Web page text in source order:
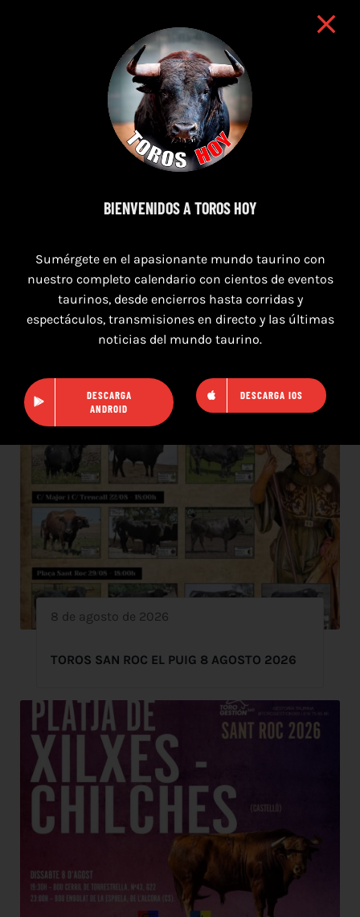
TOROS MAGALLON 8 AGOSTO 2026
8 de agosto de 2026
TOROS SAN ROC EL PUIG 8 AGOSTO 2026
BIENVENIDOS A TOROS HOY
Sumérgete en el apasionante mundo taurino con
nuestro completo calendario con cientos de eventos
taurinos, desde encierros hasta corridas y
espectáculos, transmisiones en directo y las últimas
noticias del mundo taurino.
DESCARGA
ANDROID
DESCARGA IOS